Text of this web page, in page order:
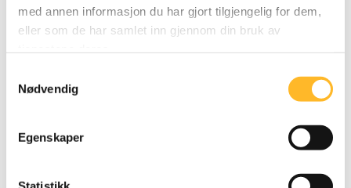
med annen informasjon du har gjort tilgjengelig for dem,
eller som de har samlet inn gjennom din bruk av
Nødvendig
Egenskaper